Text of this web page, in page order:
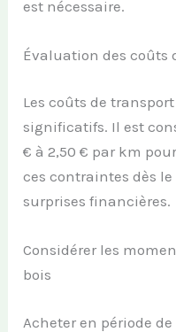
est nécessaire.
Évaluation des coûts
Les coûts de
significatifs. Il est
€ à 2,50 € par km
ces contraintes dès
surprises financières.
Considérer les
bois
Acheter en période